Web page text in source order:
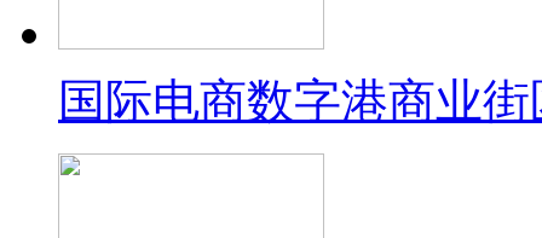
国际电商数字港商业